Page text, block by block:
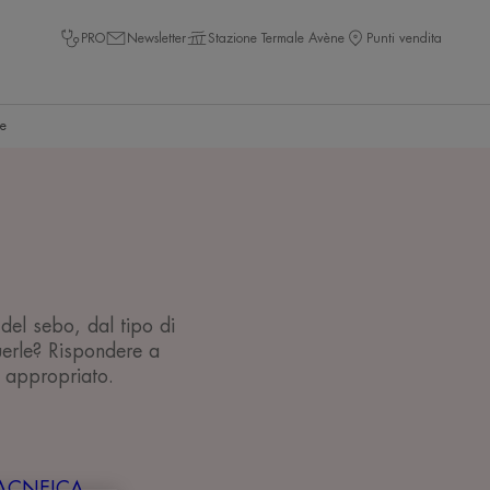
PRO Newsletter Stazione Termale Avène Punti vendita
sebo, dal tipo di
Rispondere a
appropriato.